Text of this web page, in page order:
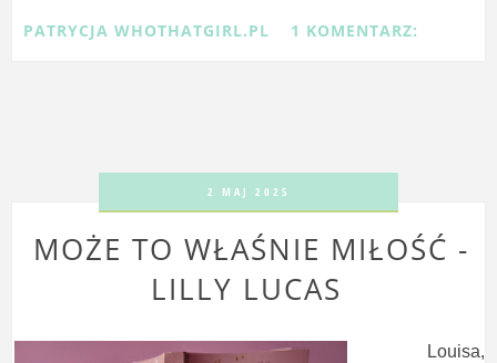
PATRYCJA WHOTHATGIRL.PL 1 KOMENTARZ:
2 MAJ 2025
MOŻE TO WŁAŚNIE MIŁOŚĆ -
LILLY LUCAS
Louisa,